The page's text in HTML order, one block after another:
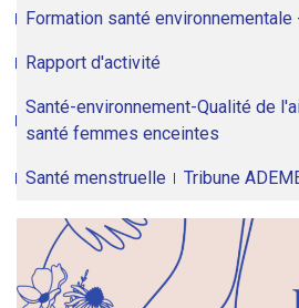
Formation santé environnementale
Rapport d'activité
Santé-environnement-Qualité de
santé femmes enceintes
Santé menstruelle Tribune